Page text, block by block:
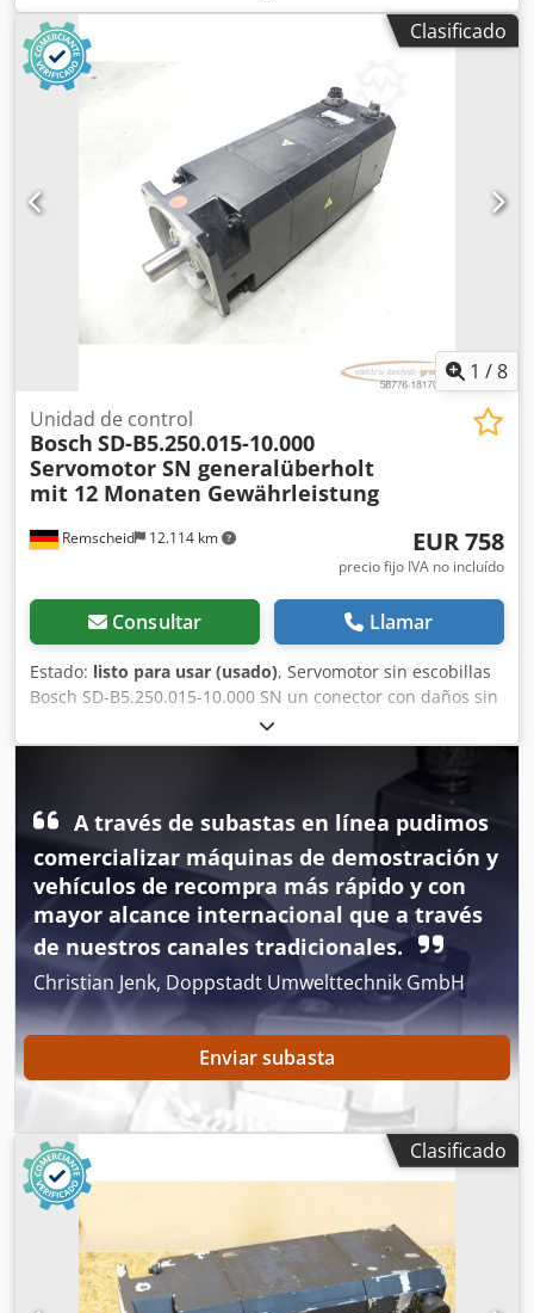
normales de uso, 100 % funcional. El alcance del
suministro se corresponde con las fotos. ATENCIÓN:
¡Solicite por separado los costes de embalaje y envío!
Csdpoi D E U Aofx Afporf
Clasificado
1 /8
Remscheid 12.114 km
Unidad de control
Bosch SD-B5.250.015-10.000
Servomotor SN generalüberholt
mit 12 Monaten Gewährleistung
EUR 758
precio fijo IVA no incluído
Consultar Llamar
Estado: listo para usar (usado), Servomotor sin escobillas
Bosch SD-B5.250.015-10.000 SN un conector con daños sin
afectar al funcionamiento, revisado y probado por
completo por profesionales con 12 meses de garantía,
100% funcional, alcance de suministro según fotos, los
descuentos de venta acordados no se aplican a este
artículo. ¡Pregunte por el precio por separado! ATENCIÓN:
¡Consulte por separado los costes de embalaje y envío!
ATENCIÓN: ¡Consulte por los costes de embalaje y
transporte por separado! Crsdsvmu H Tepfx Afpjf
A través de subastas en línea pudimos
comercializar máquinas de demostración y
vehículos de recompra más rápido y con
mayor alcance internacional que a través
de nuestros canales tradicionales.
Christian Jenk, Doppstadt Umwelttechnik GmbH
Enviar subasta
Clasificado